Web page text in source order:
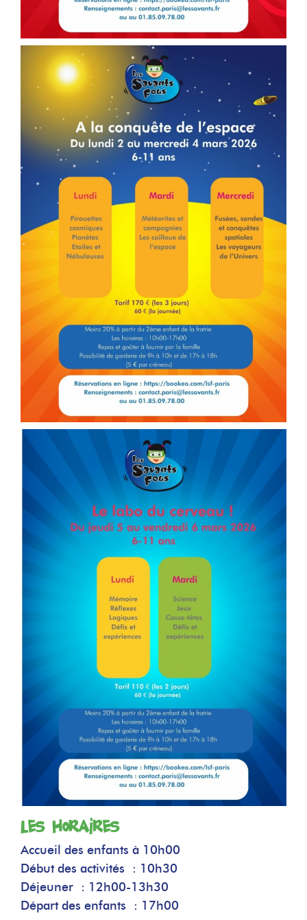
Les horaires
Accueil des enfants à 10h00
Début des activités : 10h30
Déjeuner : 12h00-13h30
Départ des enfants : 17h00